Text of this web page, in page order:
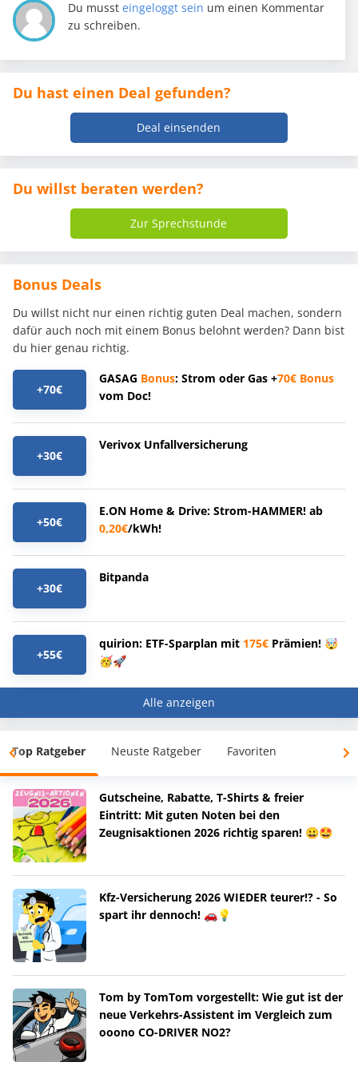
Du mussteingeloggt sein um einen Kommentar
zu schreiben.
Du hast einen Deal gefunden?
Deal einsenden
Du willst beraten werden?
Zur Sprechstunde
Bonus Deals
Du willst nicht nur einen richtig guten Deal machen, sondern
dafür auch noch mit einem Bonus belohnt werden? Dann bist
du hier genau richtig.
+70€
GASAG Bonus: Strom oder Gas +70€ Bonus
vom Doc!
+30€
Verivox Unfallversicherung
+50€
E.ON Home & Drive: Strom-HAMMER! ab
0,20€/kWh!
+30€
Bitpanda
+55€
quirion: ETF-Sparplan mit 175€ Prämien! 🤯
🥳🚀
Alle anzeigen
Top Ratgeber Neuste Ratgeber Favoriten
Gutscheine, Rabatte, T-Shirts & freier
Eintritt: Mit guten Noten bei den
Zeugnisaktionen 2026 richtig sparen! 😀🤩
Kfz-Versicherung 2026 WIEDER teurer!? - So
spart ihr dennoch! 🚗💡
Tom by TomTom vorgestellt: Wie gut ist der
neue Verkehrs-Assistent im Vergleich zum
ooono CO-DRIVER NO2?